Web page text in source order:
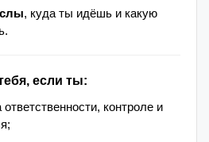
, куда ты идёшь и какую
если ты:
контроле и